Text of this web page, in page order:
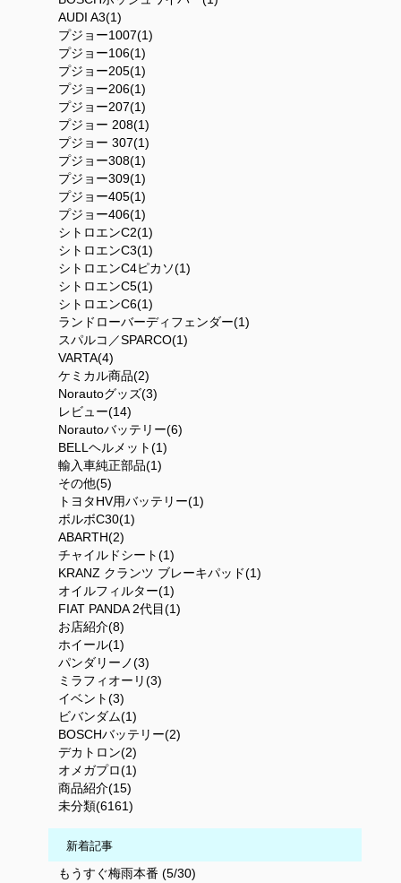
AUDI A3(1)
プジョー1007(1)
プジョー106(1)
プジョー205(1)
プジョー206(1)
プジョー207(1)
プジョー 208(1)
プジョー 307(1)
プジョー308(1)
プジョー309(1)
プジョー405(1)
プジョー406(1)
シトロエンC2(1)
シトロエンC3(1)
シトロエンC4ピカソ(1)
シトロエンC5(1)
シトロエンC6(1)
ランドローバーディフェンダー(1)
スパルコ／SPARCO(1)
VARTA(4)
ケミカル商品(2)
Norautoグッズ(3)
レビュー(14)
Norautoバッテリー(6)
BELLヘルメット(1)
輸入車純正部品(1)
その他(5)
トヨタHV用バッテリー(1)
ボルボC30(1)
ABARTH(2)
チャイルドシート(1)
KRANZ クランツ ブレーキパッド(1)
オイルフィルター(1)
FIAT PANDA 2代目(1)
お店紹介(8)
ホイール(1)
パンダリーノ(3)
ミラフィオーリ(3)
イベント(3)
ビバンダム(1)
BOSCHバッテリー(2)
デカトロン(2)
オメガプロ(1)
商品紹介(15)
未分類(6161)
新着記事
もうすぐ梅雨本番 (5/30)